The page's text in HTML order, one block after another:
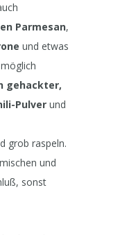
Parmesan,
und etwas
gehackter,
Pulver und
grob raspeln.
und
sonst